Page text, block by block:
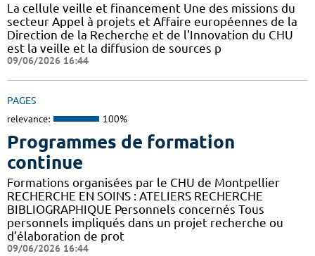
La cellule veille et financement Une des missions du
secteur Appel à projets et Affaire européennes de la
Direction de la Recherche et de l'Innovation du CHU
est la veille et la diffusion de sources p
09/06/2026 16:44
PAGES
relevance: 100%
Programmes de formation
continue
Formations organisées par le CHU de Montpellier
RECHERCHE EN SOINS : ATELIERS RECHERCHE
BIBLIOGRAPHIQUE Personnels concernés Tous
personnels impliqués dans un projet recherche ou
d’élaboration de prot
09/06/2026 16:44